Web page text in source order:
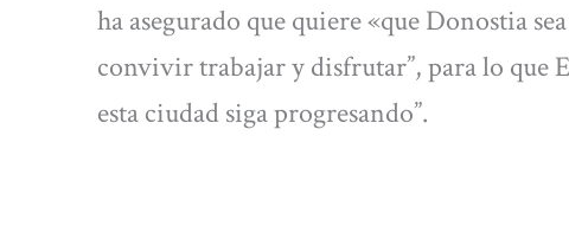
ha asegurado que quiere «que Donostia
convivir trabajar y disfrutar”, para lo que
esta ciudad siga progresando”.